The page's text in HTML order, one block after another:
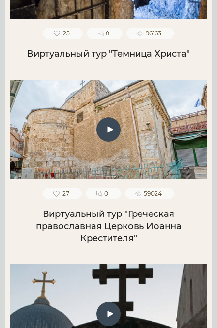
25 0 96163
Виртуальный тур "Темница Христа"
27 0 59024
Виртуальный тур "Греческая
православная Церковь Иоанна
Крестителя"